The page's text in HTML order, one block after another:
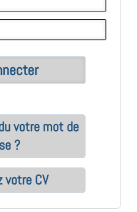
votre mot de
?
votre CV